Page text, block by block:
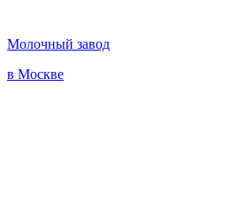
Молочный завод
в Москве